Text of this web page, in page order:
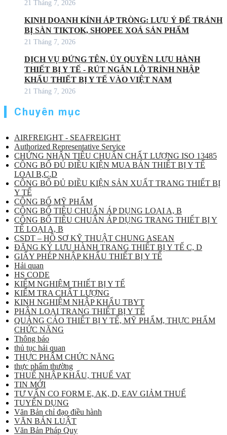
21 Tháng 7, 2026
KINH DOANH KÍNH ÁP TRÒNG: LƯU Ý ĐỂ TRÁNH
BỊ SÀN TIKTOK, SHOPEE XOÁ SẢN PHẨM
21 Tháng 7, 2026
DỊCH VỤ ĐỨNG TÊN, ỦY QUYỀN LƯU HÀNH
THIẾT BỊ Y TẾ - RÚT NGẮN LỘ TRÌNH NHẬP
KHẨU THIẾT BỊ Y TẾ VÀO VIỆT NAM
21 Tháng 7, 2026
Chuyên mục
AIRFREIGHT - SEAFREIGHT
Authorized Representative Service
CHỨNG NHẬN TIÊU CHUẨN CHẤT LƯỢNG ISO 13485
CÔNG BỐ ĐỦ ĐIỀU KIỆN MUA BÁN THIẾT BỊ Y TẾ
LOẠI B,C,D
CÔNG BỐ ĐỦ ĐIỀU KIỆN SẢN XUẤT TRANG THIẾT BỊ
Y TẾ
CÔNG BỐ MỸ PHẨM
CÔNG BỐ TIÊU CHUẨN ÁP DỤNG LOẠI A, B
CÔNG BỐ TIÊU CHUẨN ÁP DỤNG TRANG THIẾT BỊ Y
TẾ LOẠI A, B
CSDT – HỒ SƠ KỸ THUẬT CHUNG ASEAN
ĐĂNG KÝ LƯU HÀNH TRANG THIẾT BỊ Y TẾ C, D
GIẤY PHÉP NHẬP KHẨU THIẾT BỊ Y TẾ
Hải quan
HS CODE
KIỂM NGHIỆM THIẾT BỊ Y TẾ
KIỂM TRA CHẤT LƯỢNG
KINH NGHIỆM NHẬP KHẨU TBYT
PHÂN LOẠI TRANG THIẾT BỊ Y TẾ
QUẢNG CÁO THIẾT BỊ Y TẾ, MỸ PHẨM, THỰC PHẨM
CHỨC NĂNG
Thông báo
thủ tục hải quan
THỰC PHẨM CHỨC NĂNG
thực phẩm thường
THUẾ NHẬP KHẨU, THUẾ VAT
TIN MỚI
TƯ VẤN CO FORM E, AK, D, EAV GIẢM THUẾ
TUYỂN DỤNG
Văn Bản chỉ đạo điều hành
VĂN BẢN LUẬT
Văn Bản Pháp Quy